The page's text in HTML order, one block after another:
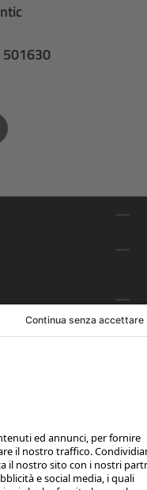
e spese di spedizione
© 2025